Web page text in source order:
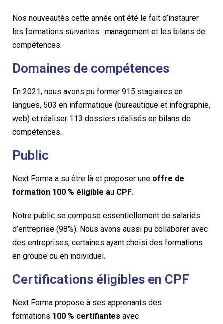
Nos nouveautés cette année ont été le fait d’instaurer
les formations suivantes : management et les bilans de
compétences.
Domaines de compétences
En 2021, nous avons pu former 915 stagiaires en
langues, 503 en informatique (bureautique et infographie,
web) et réaliser 113 dossiers réalisés en bilans de
compétences.
Public
Next Forma a su être là et proposer une offre de
formation 100 % éligible au CPF.
Notre public se compose essentiellement de salariés
d’entreprise (98%). Nous avons aussi pu collaborer avec
des entreprises, certaines ayant choisi des formations
en groupe ou en individuel.
Certifications éligibles en CPF
Next Forma propose à ses apprenants des
formations 100 % certifiantes avec